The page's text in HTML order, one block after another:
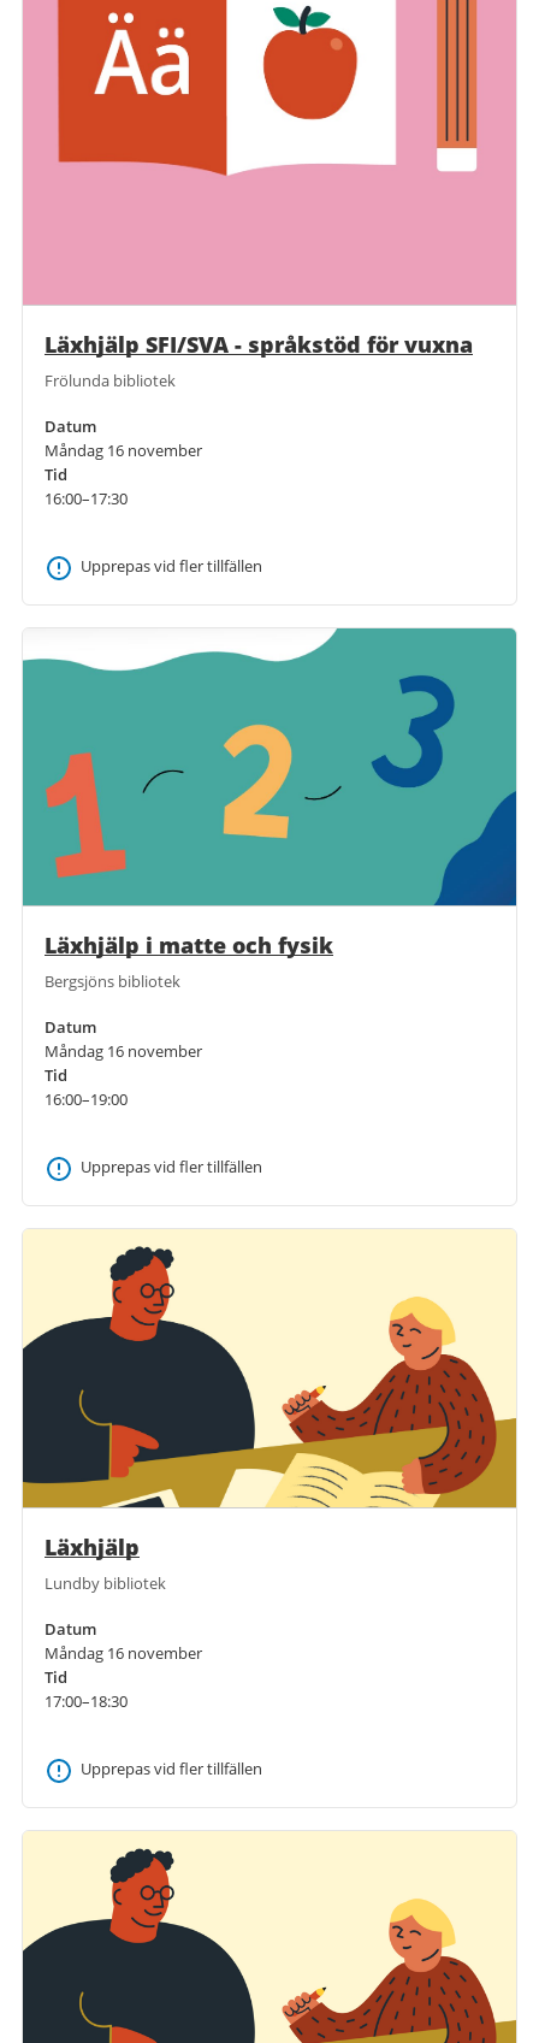
Läxhjälp SFI/SVA - språkstöd för vuxna
Frölunda bibliotek
Datum
Måndag 16 november
Tid
16:00–17:30
Upprepas vid fler tillfällen
Läxhjälp i matte och fysik
Bergsjöns bibliotek
Datum
Måndag 16 november
Tid
16:00–19:00
Upprepas vid fler tillfällen
Läxhjälp
Lundby bibliotek
Datum
Måndag 16 november
Tid
17:00–18:30
Upprepas vid fler tillfällen